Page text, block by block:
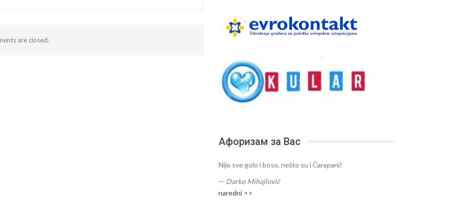
are closed.
Афоризам за Вас
Nije sve golo i boso, nešto su i Čarapani!
— Darko Mihajlović
naredni >>